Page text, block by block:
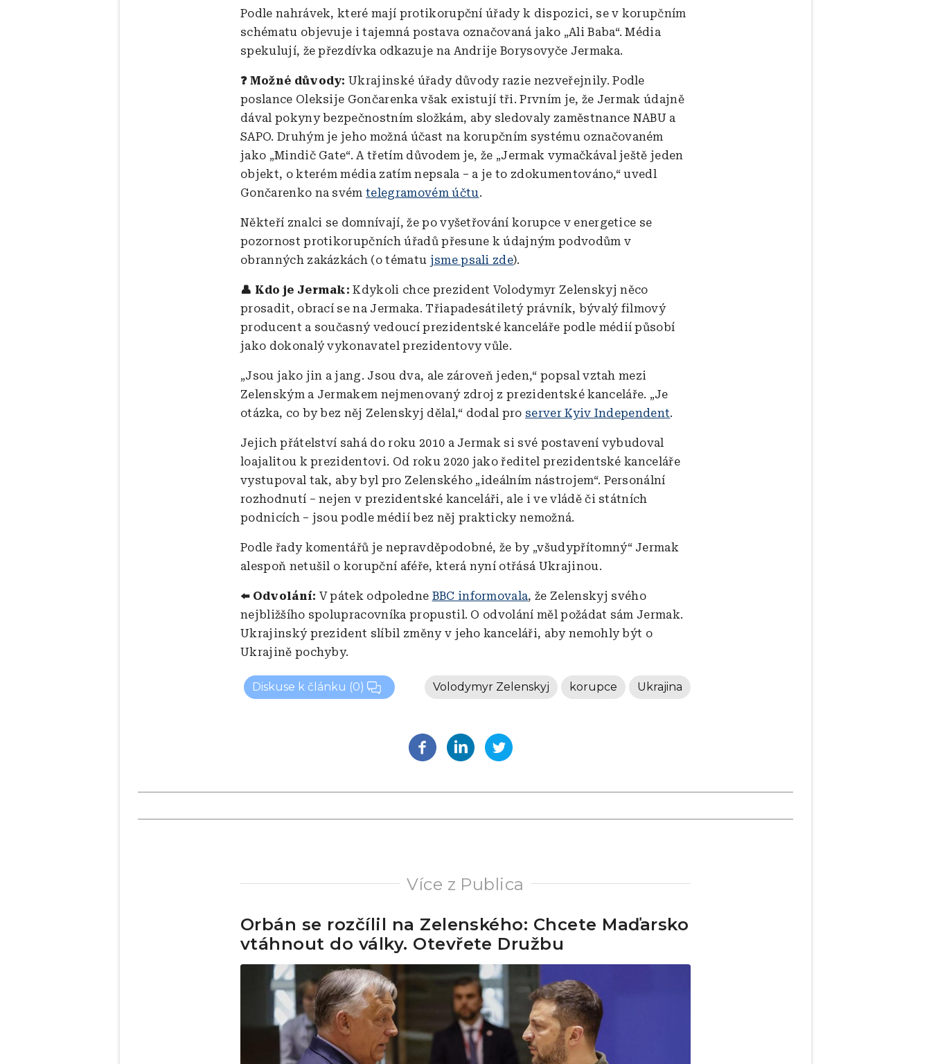
Podle nahrávek, které mají protikorupční úřady k dispozici, se v korupčním
schématu objevuje i tajemná postava označovaná jako „Ali Baba“. Média
spekulují, že přezdívka odkazuje na Andrije Borysovyče Jermaka.
❓ Možné důvody: Ukrajinské úřady důvody razie nezveřejnily. Podle
poslance Oleksije Gončarenka však existují tři. Prvním je, že Jermak údajně
dával pokyny bezpečnostním složkám, aby sledovaly zaměstnance NABU a
SAPO. Druhým je jeho možná účast na korupčním systému označovaném
jako „Mindič Gate“. A třetím důvodem je, že „Jermak vymačkával ještě jeden
objekt, o kterém média zatím nepsala – a je to zdokumentováno,“ uvedl
Gončarenko na svémtelegramovém účtu.
Někteří znalci se domnívají, že po vyšetřování korupce v energetice se
pozornost protikorupčních úřadů přesune k údajným podvodům v
obranných zakázkách (o tématu jsme psali zde).
👤 Kdo je Jermak: Kdykoli chce prezident Volodymyr Zelenskyj něco
prosadit, obrací se na Jermaka. Třiapadesátiletý právník, bývalý filmový
producent a současný vedoucí prezidentské kanceláře podle médií působí
jako dokonalý vykonavatel prezidentovy vůle.
„Jsou jako jin a jang. Jsou dva, ale zároveň jeden,“ popsal vztah mezi
Zelenským a Jermakem nejmenovaný zdroj z prezidentské kanceláře. „Je
otázka, co by bez něj Zelenskyj dělal,“ dodal pro server Kyiv Independent.
Jejich přátelství sahá do roku 2010 a Jermak si své postavení vybudoval
loajalitou k prezidentovi. Od roku 2020 jako ředitel prezidentské kanceláře
vystupoval tak, aby byl pro Zelenského „ideálním nástrojem“. Personální
rozhodnutí – nejen v prezidentské kanceláři, ale i ve vládě či státních
podnicích – jsou podle médií bez něj prakticky nemožná.
Podle řady komentářů je nepravděpodobné, že by „všudypřítomný“ Jermak
alespoň netušil o korupční aféře, která nyní otřásá Ukrajinou.
⬅️ Odvolání: V pátek odpoledne BBC informovala, že Zelenskyj svého
nejbližšího spolupracovníka propustil. O odvolání měl požádat sám Jermak.
Ukrajinský prezident slíbil změny v jeho kanceláři, aby nemohly být o
Ukrajině pochyby.
Diskuse k článku (0) Ukrajina
korupce
Volodymyr Zelenskyj
Více z Publica
Orbán se rozčílil na Zelenského: Chcete Maďarsko
vtáhnout do války. Otevřete Družbu